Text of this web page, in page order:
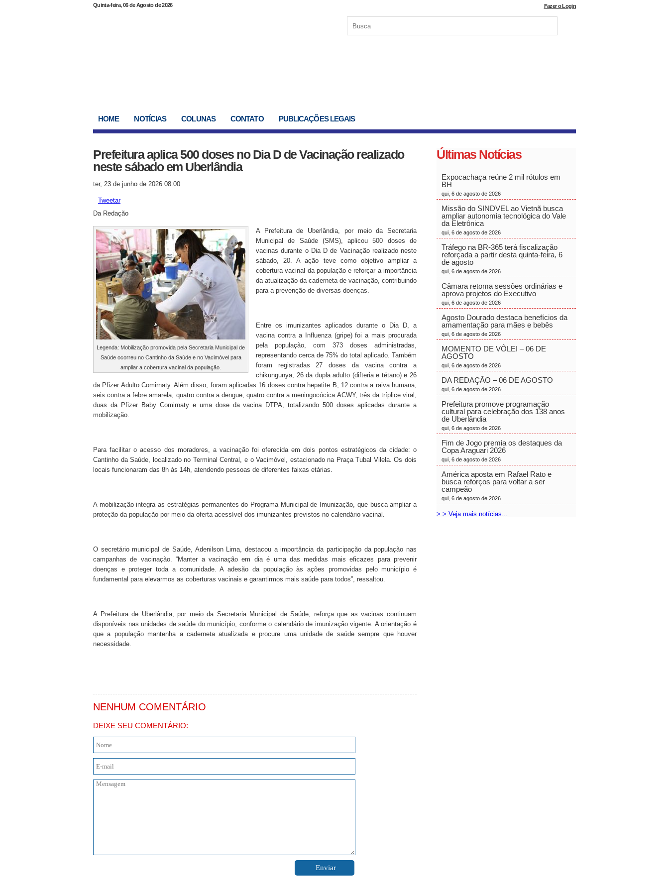
Quinta-feira, 06 de Agosto de 2026 Fazer o Login
HOME NOTÍCIAS COLUNAS CONTATO PUBLICAÇÕES LEGAIS
Prefeitura aplica 500 doses no Dia D de Vacinação realizado
neste sábado em Uberlândia
ter, 23 de junho de 2026 08:00
Tweetar
Da Redação
Legenda: Mobilização promovida pela Secretaria Municipal de
Saúde ocorreu no Cantinho da Saúde e no Vacimóvel para
ampliar a cobertura vacinal da população.
A Prefeitura de Uberlândia, por meio da Secretaria
Municipal de Saúde (SMS), aplicou 500 doses de
vacinas durante o Dia D de Vacinação realizado neste
sábado, 20. A ação teve como objetivo ampliar a
cobertura vacinal da população e reforçar a importância
da atualização da caderneta de vacinação, contribuindo
para a prevenção de diversas doenças.
Entre os imunizantes aplicados durante o Dia D, a
vacina contra a Influenza (gripe) foi a mais procurada
pela população, com 373 doses administradas,
representando cerca de 75% do total aplicado. Também
foram registradas 27 doses da vacina contra a
chikungunya, 26 da dupla adulto (difteria e tétano) e 26
da Pfizer Adulto Comirnaty. Além disso, foram aplicadas 16 doses contra hepatite B, 12 contra a raiva humana,
seis contra a febre amarela, quatro contra a dengue, quatro contra a meningocócica ACWY, três da tríplice viral,
duas da Pfizer Baby Comirnaty e uma dose da vacina DTPA, totalizando 500 doses aplicadas durante a
mobilização.
Para facilitar o acesso dos moradores, a vacinação foi oferecida em dois pontos estratégicos da cidade: o
Cantinho da Saúde, localizado no Terminal Central, e o Vacimóvel, estacionado na Praça Tubal Vilela. Os dois
locais funcionaram das 8h às 14h, atendendo pessoas de diferentes faixas etárias.
A mobilização integra as estratégias permanentes do Programa Municipal de Imunização, que busca ampliar a
proteção da população por meio da oferta acessível dos imunizantes previstos no calendário vacinal.
O secretário municipal de Saúde, Adenilson Lima, destacou a importância da participação da população nas
campanhas de vacinação. “Manter a vacinação em dia é uma das medidas mais eficazes para prevenir
doenças e proteger toda a comunidade. A adesão da população às ações promovidas pelo município é
fundamental para elevarmos as coberturas vacinais e garantirmos mais saúde para todos”, ressaltou.
A Prefeitura de Uberlândia, por meio da Secretaria Municipal de Saúde, reforça que as vacinas continuam
disponíveis nas unidades de saúde do município, conforme o calendário de imunização vigente. A orientação é
que a população mantenha a caderneta atualizada e procure uma unidade de saúde sempre que houver
necessidade.
NENHUM COMENTÁRIO
DEIXE SEU COMENTÁRIO:
Últimas Notícias
Expocachaça reúne 2 mil rótulos em
BH
qui, 6 de agosto de 2026
Missão do SINDVEL ao Vietnã busca
ampliar autonomia tecnológica do Vale
da Eletrônica
qui, 6 de agosto de 2026
Tráfego na BR-365 terá fiscalização
reforçada a partir desta quinta-feira, 6
de agosto
qui, 6 de agosto de 2026
Câmara retoma sessões ordinárias e
aprova projetos do Executivo
qui, 6 de agosto de 2026
Agosto Dourado destaca benefícios da
amamentação para mães e bebês
qui, 6 de agosto de 2026
MOMENTO DE VÔLEI – 06 DE
AGOSTO
qui, 6 de agosto de 2026
DA REDAÇÃO – 06 DE AGOSTO
qui, 6 de agosto de 2026
Prefeitura promove programação
cultural para celebração dos 138 anos
de Uberlândia
qui, 6 de agosto de 2026
Fim de Jogo premia os destaques da
Copa Araguari 2026
qui, 6 de agosto de 2026
América aposta em Rafael Rato e
busca reforços para voltar a ser
campeão
qui, 6 de agosto de 2026
> > Veja mais notícias...